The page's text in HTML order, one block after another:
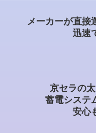
メーカーが直接
迅速
京セラの
蓄電システ
安心